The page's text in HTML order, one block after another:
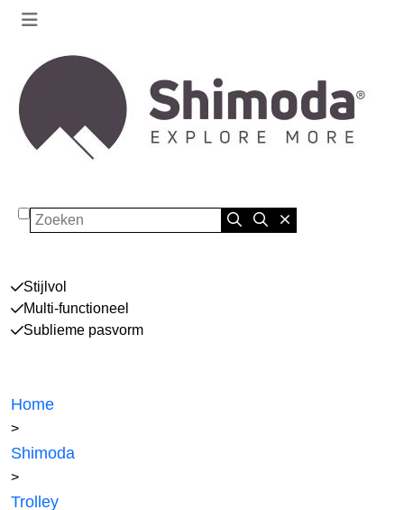
Zoeken
Stijlvol
Multi-functioneel
Sublieme pasvorm
Home
>
Shimoda
>
Trolley